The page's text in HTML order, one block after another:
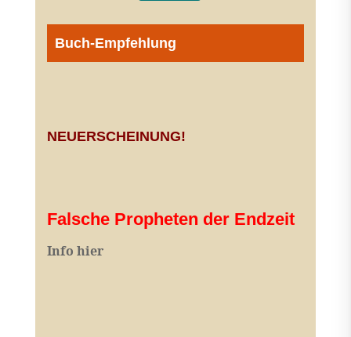
Buch-Empfehlung
NEUERSCHEINUNG!
Falsche Propheten der Endzeit
Info hier